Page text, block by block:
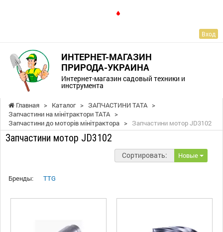
Вход
ИНТЕРНЕТ-МАГАЗИН
ПРИРОДА-УКРАИНА
Интернет-магазин садовый техники и
инструмента
Главная > Каталог > ЗАПЧАСТИНИ ТАТА >
Запчастини на мінітрактори ТАТА >
Запчастини до моторів мінітрактора > Запчастини мотор JD3102
Запчастини мотор JD3102
Сортировать: Новые
Бренды: TTG